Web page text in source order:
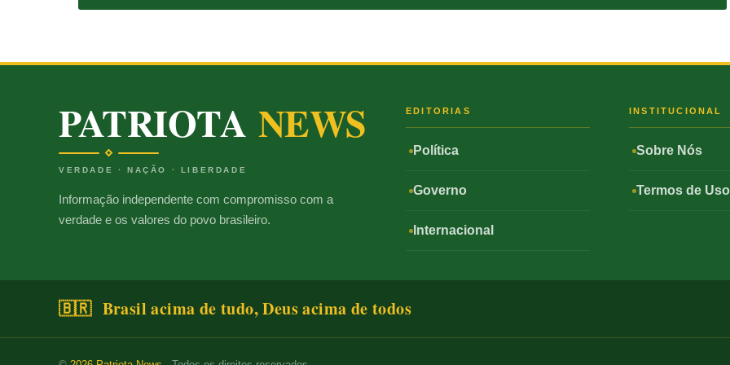
PATRIOTA NEWS
VERDADE · NAÇÃO · LIBERDADE
Informação independente com compromisso com a
verdade e os valores do povo brasileiro.
EDITORIAS
Política
Governo
Internacional
INSTITUCIONAL
Sobre Nós
Termos de Uso
🇧🇷 Brasil acima de tudo, Deus acima de todos